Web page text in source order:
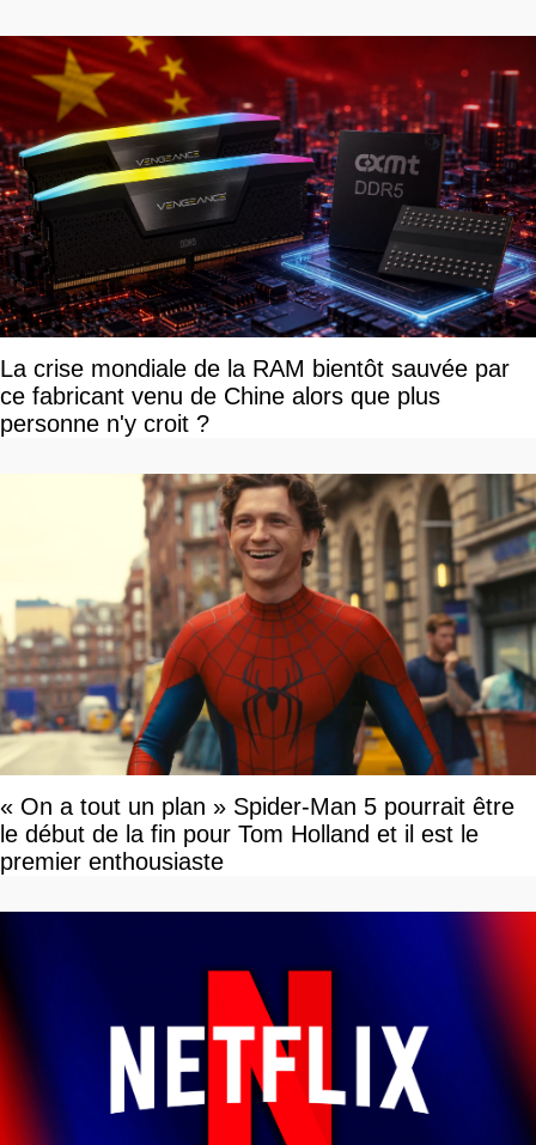
La crise mondiale de la RAM bientôt sauvée par
ce fabricant venu de Chine alors que plus
personne n'y croit ?
« On a tout un plan » Spider-Man 5 pourrait être
le début de la fin pour Tom Holland et il est le
premier enthousiaste